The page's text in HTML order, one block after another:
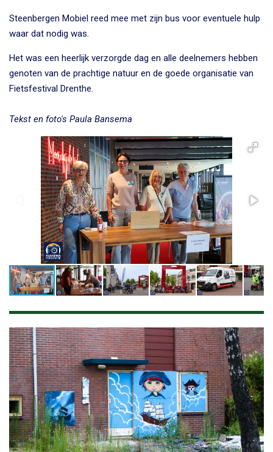
Steenbergen Mobiel reed mee met zijn bus voor eventuele hulp
waar dat nodig was.
Het was een heerlijk verzorgde dag en alle deelnemers hebben
genoten van de prachtige natuur en de goede organisatie van
Fietsfestival Drenthe.
Tekst en foto's Paula Bansema